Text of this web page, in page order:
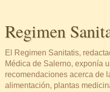
Regimen
El Regimen Sanitatis,
Médica de Salerno, exponía
recomendaciones acerca de
alimentación, plantas